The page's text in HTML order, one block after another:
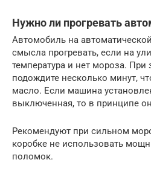
Нужно ли прогревать
Автомобиль на
смысла прогревать, если на
температура и нет мороза. При
подождите несколько минут,
масло. Если машина
выключенная, то в принципе
Рекомендуют при сильном
коробке не использовать
поломок.